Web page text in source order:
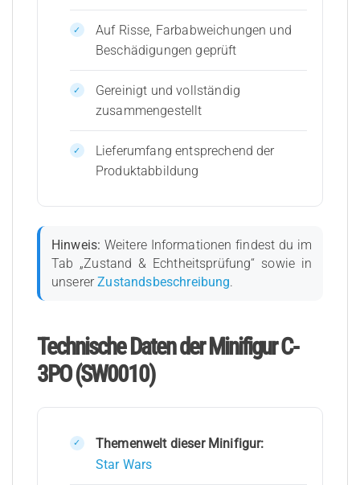
Auf Risse, Farbabweichungen und
Beschädigungen geprüft
Gereinigt und vollständig
zusammengestellt
Lieferumfang entsprechend der
Produktabbildung
Hinweis: Weitere Informationen findest du im
Tab „Zustand & Echtheitsprüfung“ sowie in
unsererZustandsbeschreibung.
Technische Daten der Minifigur C-
3PO (SW0010)
Themenwelt dieser Minifigur:
Star Wars